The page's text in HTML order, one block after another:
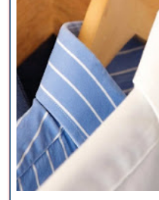
Personnel très
vraiment à
très aimable !
incomparable !
vivement.